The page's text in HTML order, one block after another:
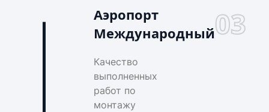
Аэропорт
Международный03
Качество
выполненных
работ по
монтажу